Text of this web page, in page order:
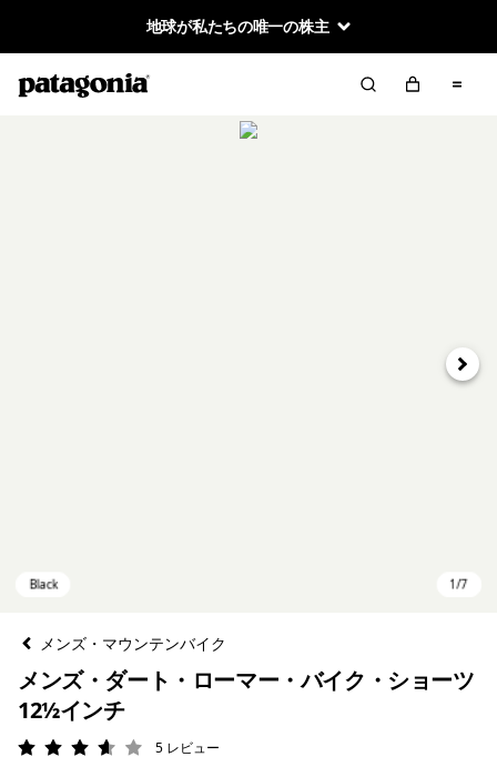
地球が私たちの唯一の株主
次へ
メンズ・マウンテンバイク
メンズ・ダート・ローマー・バイク・ショーツ
12½インチ
評価: 3.6 / 5
5 レビュー